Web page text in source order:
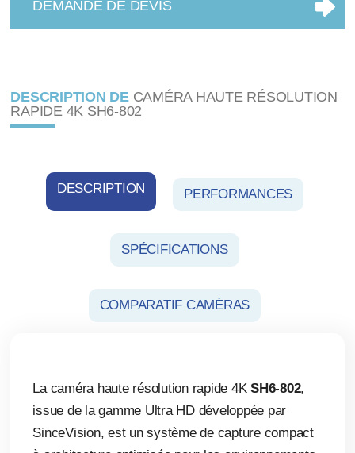
DEMANDE DE DEVIS
DESCRIPTION DECAMÉRA HAUTE RÉSOLUTION
RAPIDE 4K SH6-802
DESCRIPTION PERFORMANCES
SPÉCIFICATIONS
COMPARATIF CAMÉRAS
La caméra haute résolution rapide 4KSH6-802,
issue de la gamme Ultra HD développée par
SinceVision, est un système de capture compact